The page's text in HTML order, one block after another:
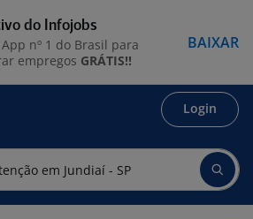
Login
do Infojobs
nº 1 do Brasil para
empregos GRÁTIS!!
BAIXAR